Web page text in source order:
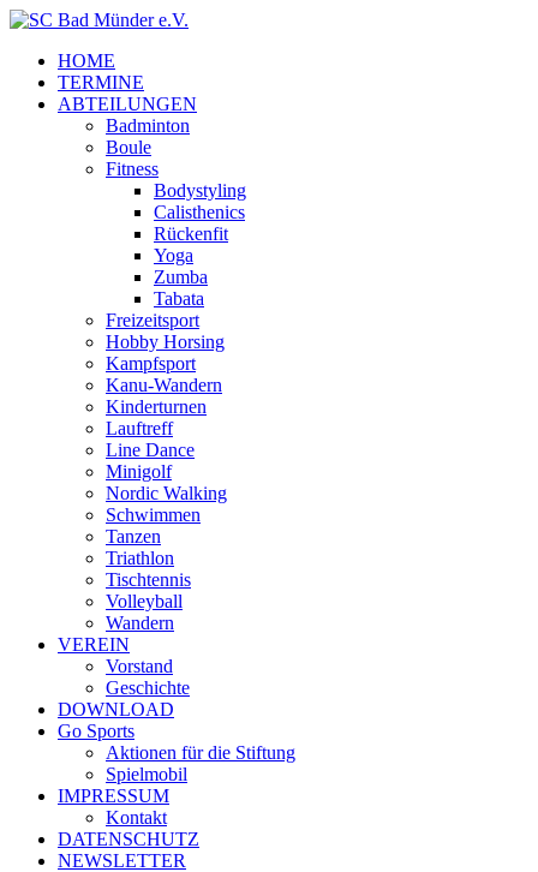
HOME
TERMINE
ABTEILUNGEN
Badminton
Boule
Fitness
Bodystyling
Calisthenics
Rückenfit
Yoga
Zumba
Tabata
Freizeitsport
Hobby Horsing
Kampfsport
Kanu-Wandern
Kinderturnen
Lauftreff
Line Dance
Minigolf
Nordic Walking
Schwimmen
Tanzen
Triathlon
Tischtennis
Volleyball
Wandern
VEREIN
Vorstand
Geschichte
DOWNLOAD
Go Sports
Aktionen für die Stiftung
Spielmobil
IMPRESSUM
Kontakt
DATENSCHUTZ
NEWSLETTER